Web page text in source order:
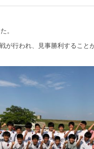
。
が行われ、見事勝利すること